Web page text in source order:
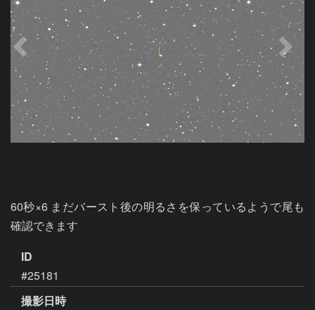
60秒×6 まだバースト後の明るさを保っているようで尾も
確認できます
ID
#25181
撮影日時